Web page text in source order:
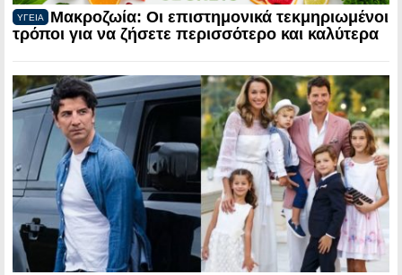
ΥΓΕΙΑ
Μακροζωία: Οι επιστημονικά τεκμηριωμένοι
τρόποι για να ζήσετε περισσότερο και καλύτερα